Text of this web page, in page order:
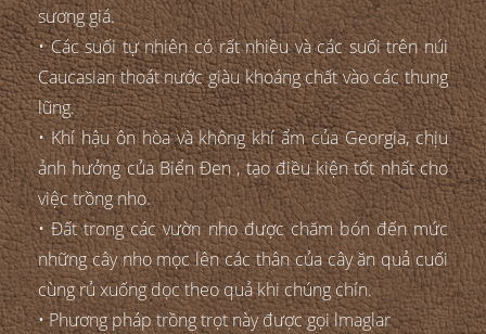
sương giá.
• Các suối tự nhiên có rất nhiều và các suối trên núi
Caucasian thoát nước giàu khoáng chất vào các thung
lũng.
• Khí hậu ôn hòa và không khí ẩm của Georgia, chịu
ảnh hưởng của Biển Đen , tạo điều kiện tốt nhất cho
việc trồng nho.
• Đất trong các vườn nho được chăm bón đến mức
những cây nho mọc lên các thân của cây ăn quả cuối
cùng rủ xuống dọc theo quả khi chúng chín.
• Phương pháp trồng trọt này được gọi lmaglar